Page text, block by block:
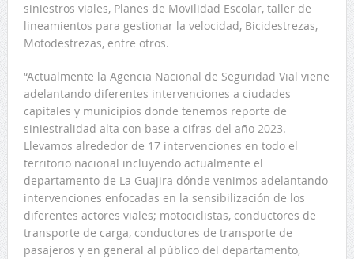
siniestros viales, Planes de Movilidad Escolar, taller de
lineamientos para gestionar la velocidad, Bicidestrezas,
Motodestrezas, entre otros.
“Actualmente la Agencia Nacional de Seguridad Vial viene
adelantando diferentes intervenciones a ciudades
capitales y municipios donde tenemos reporte de
siniestralidad alta con base a cifras del año 2023.
Llevamos alrededor de 17 intervenciones en todo el
territorio nacional incluyendo actualmente el
departamento de La Guajira dónde venimos adelantando
intervenciones enfocadas en la sensibilización de los
diferentes actores viales; motociclistas, conductores de
transporte de carga, conductores de transporte de
pasajeros y en general al público del departamento,